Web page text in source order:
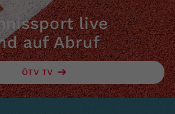
live
auf Abruf
ÖTV TV